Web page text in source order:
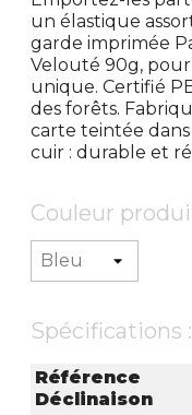
un élastique
garde imprimée
Velouté 90g,
unique. Certifié
des forêts.
carte teintée
cuir : durable et
Couleur
Spécifications :
Référence
Déclinaison